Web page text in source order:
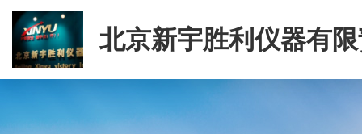
北京新宇胜利仪器有
司